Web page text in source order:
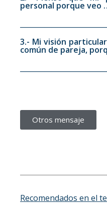
personal porque veo
3.- Mi visión
común de pareja,
Otros mensaje
Recomendados en el